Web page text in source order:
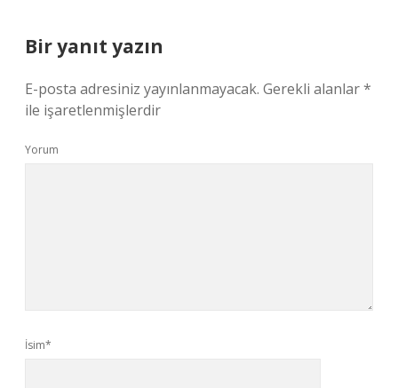
Bir yanıt yazın
E-posta adresiniz yayınlanmayacak. Gerekli alanlar*
ile işaretlenmişlerdir
Yorum
İsim*